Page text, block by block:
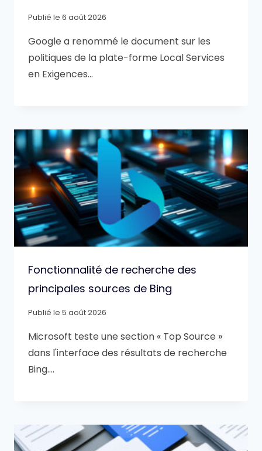
Publié le 6 août 2026
Google a renommé le document sur les
politiques de la plate-forme Local Services
en Exigences…
Fonctionnalité de recherche des
principales sources de Bing
Publié le 5 août 2026
Microsoft teste une section « Top Source »
dans l'interface des résultats de recherche
Bing….